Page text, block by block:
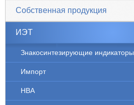
Собственная продукция
ИЭТ
Знакосинтезирующие индикаторы
Импорт
НВА